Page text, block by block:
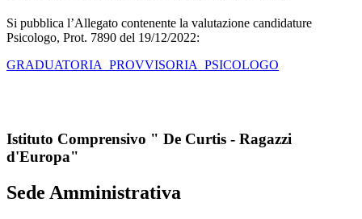
Si pubblica l’Allegato contenente la valutazione candidature
Psicologo, Prot. 7890 del 19/12/2022:
GRADUATORIA_PROVVISORIA_PSICOLOGO
Istituto Comprensivo " De Curtis - Ragazzi
d'Europa"
Sede Amministrativa